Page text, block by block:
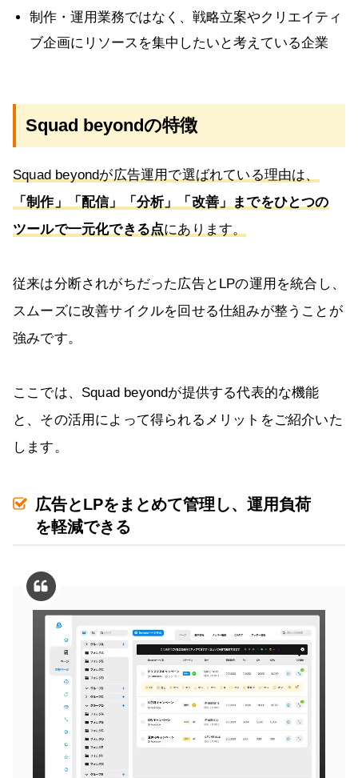
制作・運用業務ではなく、戦略立案やクリエイティ
ブ企画にリソースを集中したいと考えている企業
Squad beyondの特徴
Squad beyondが広告運用で選ばれている理由は、
「制作」「配信」「分析」「改善」までをひとつの
ツールで一元化できる点にあります。
従来は分断されがちだった広告とLPの運用を統合し、
スムーズに改善サイクルを回せる仕組みが整うことが
強みです。
ここでは、Squad beyondが提供する代表的な機能
と、その活用によって得られるメリットをご紹介いた
します。
広告とLPをまとめて管理し、運用負荷
を軽減できる